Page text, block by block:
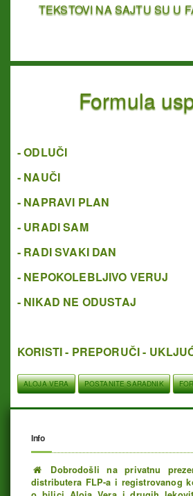
TEKSTOVI NA SAJTU SU U
Formula
- ODLUČI
- NAUČI
- NAPRAVI PLAN
- URADI SAM
- RADI SVAKI DAN
- NEPOKOLEBLJIVO VERUJ
- NIKAD NE ODUSTAJ
KORISTI - PREPORUČI -
ALOJA VERA POSTANITE SARADNIK
Info
Dobrodošli na privatnu
distributera FLP-a i registrovanog